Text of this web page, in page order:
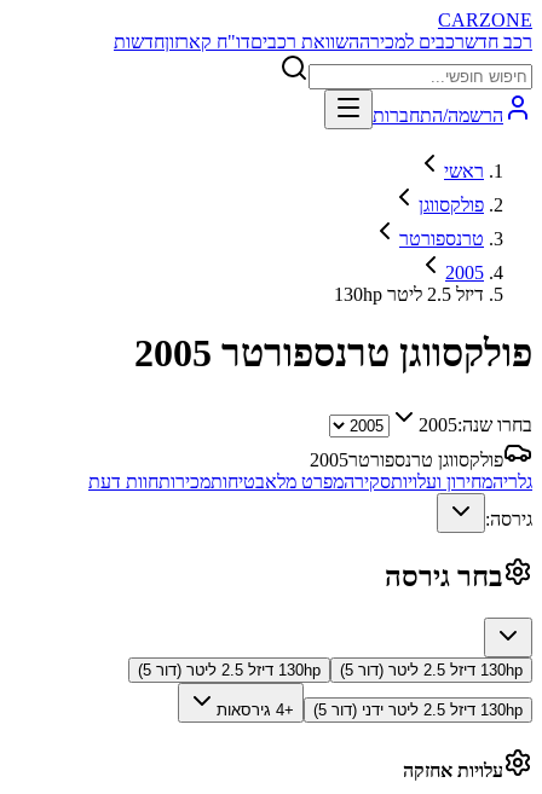
CARZONE
רכב חדשרכבים למכירההשוואת רכביםדו"ח קארזוןחדשות
הרשמה/התחברות
ראשי
פולקסווגן
טרנספורטר
2005
130hp דיזל 2.5 ליטר
פולקסווגן טרנספורטר 2005
בחרו שנה:2005
פולקסווגן טרנספורטר2005
גלריהמחירון ועלויותסקירהמפרט מלאבטיחותמכירותחוות דעת
גירסה:
בחר גירסה
130hp דיזל 2.5 ליטר (דור 5) 130hp דיזל 2.5 ליטר (דור 5)
130hp דיזל 2.5 ליטר ידני (דור 5) +4 גירסאות
עלויות אחזקה